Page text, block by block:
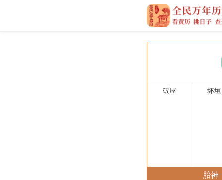
破屋 坏垣
胎神